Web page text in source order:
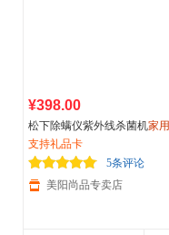
¥398.00
松下除螨仪紫外线杀菌机家用
洁小型吸尘器
支持礼品卡
5条评论
美阳尚品专卖店